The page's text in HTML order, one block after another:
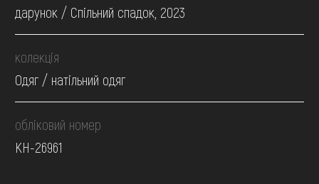
дарунок / Спільний спадок, 2023
колекція
Одяг / натільний одяг
обліковий номер
КН-26961